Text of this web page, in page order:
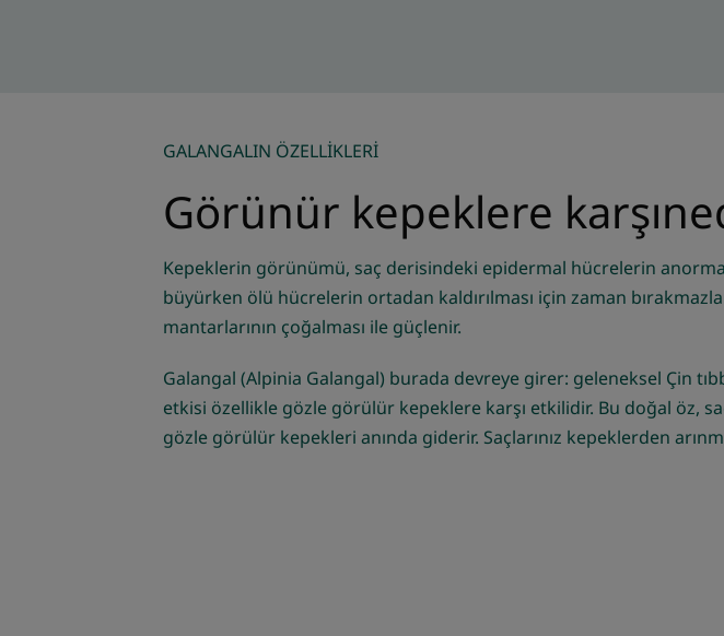
GALANGALIN ÖZELLİKLERİ
Görünür kepeklere karşı
Kepeklerin görünümü, saç derisindeki epidermal hücrelerin
büyürken ölü hücrelerin ortadan kaldırılması için zaman
mantarlarının çoğalması ile güçlenir.
Galangal (Alpinia Galangal) burada devreye girer: geleneksel Çin
etkisi özellikle gözle görülür kepeklere karşı etkilidir. Bu doğal öz,
gözle görülür kepekleri anında giderir. Saçlarınız kepeklerden